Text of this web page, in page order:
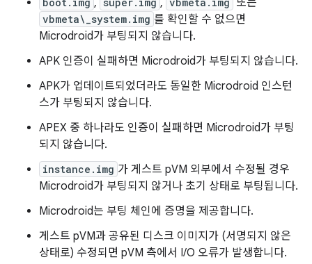
, , 또는
vbmeta\_system.img 를 확인할 수 없으면
Microdroid가 부팅되지 않습니다.
APK 인증이 실패하면 Microdroid가 부팅되지 않습니다.
APK가 업데이트되었더라도 동일한 Microdroid 인스턴
스가 부팅되지 않습니다.
APEX 중 하나라도 인증이 실패하면 Microdroid가 부팅
되지 않습니다.
instance.img 가 게스트 pVM 외부에서 수정될 경우
Microdroid가 부팅되지 않거나 초기 상태로 부팅됩니다.
Microdroid는 부팅 체인에 증명을 제공합니다.
게스트 pVM과 공유된 디스크 이미지가 (서명되지 않은
상태로) 수정되면 pVM 측에서 I/O 오류가 발생합니다.